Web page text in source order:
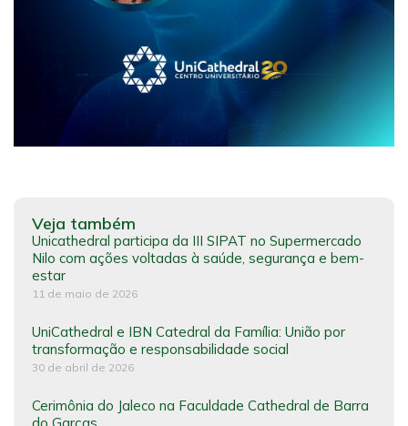
Veja também
Unicathedral participa da III SIPAT no Supermercado
Nilo com ações voltadas à saúde, segurança e bem-
estar
11 de maio de 2026
UniCathedral e IBN Catedral da Família: União por
transformação e responsabilidade social
30 de abril de 2026
Cerimônia do Jaleco na Faculdade Cathedral de Barra